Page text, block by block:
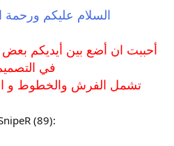
السلام عليكم ورحمة
أحببت ان أضع بين أيديكم بعض
في
تشمل الفرش والخطوط و
:SnipeR (89):